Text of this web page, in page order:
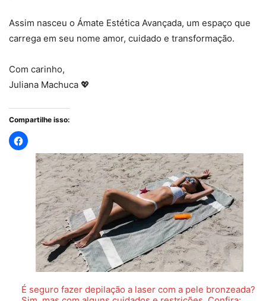
Assim nasceu o Ámate Estética Avançada, um espaço que
carrega em seu nome amor, cuidado e transformação.
Com carinho,
Juliana Machuca 💖
Compartilhe isso:
É seguro fazer depilação a laser com a pele bronzeada?